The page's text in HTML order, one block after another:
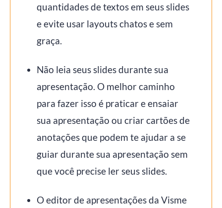
quantidades de textos em seus slides
e evite usar layouts chatos e sem
graça.
Não leia seus slides durante sua
apresentação. O melhor caminho
para fazer isso é praticar e ensaiar
sua apresentação ou criar cartões de
anotações que podem te ajudar a se
guiar durante sua apresentação sem
que você precise ler seus slides.
O editor de apresentações da Visme